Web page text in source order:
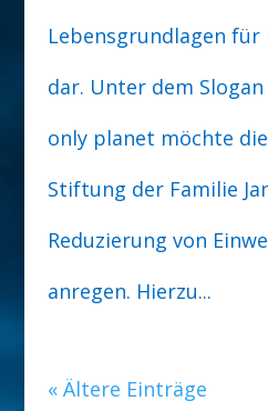
Lebensgrundlagen für
dar. Unter dem
only planet möchte
Stiftung der Familie
Reduzierung von
anregen. Hierzu...
« Ältere Einträge